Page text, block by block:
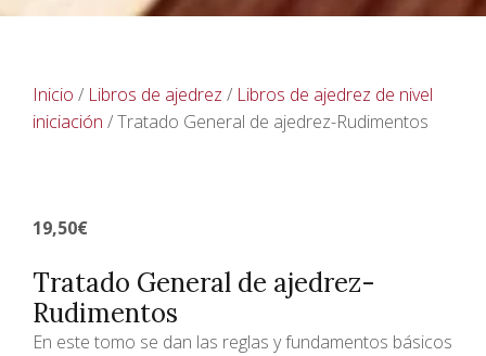
Inicio / Libros de ajedrez / Libros de ajedrez de nivel
iniciación / Tratado General de ajedrez-Rudimentos
19,50€
Tratado General de ajedrez-
Rudimentos
En este tomo se dan las reglas y fundamentos básicos